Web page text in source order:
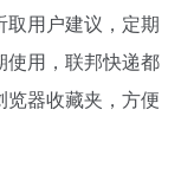
用户建议，定期
使用，联邦快递都
器收藏夹，方便
能有40家店
崩
李在明一起合影